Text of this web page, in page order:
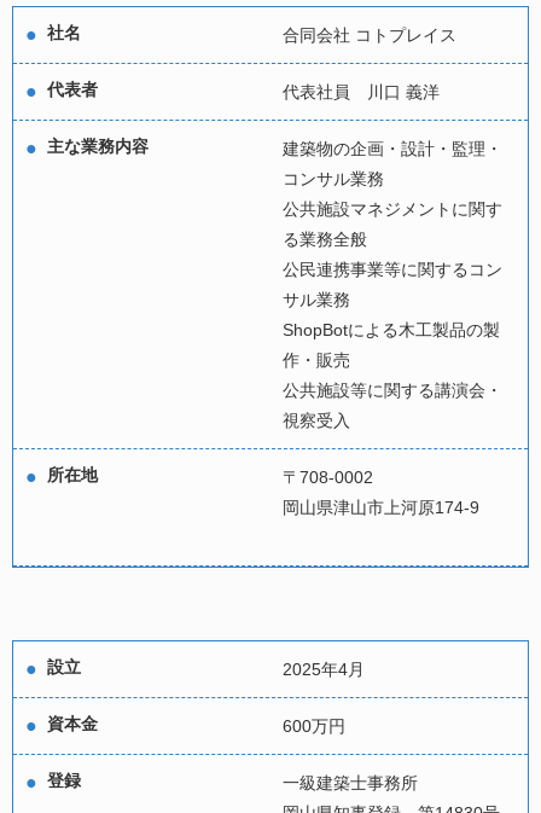
社名 合同会社 コトプレイス
代表者 代表社員 川口 義洋
主な業務内容
建築物の企画・設計・監理・
コンサル業務
公共施設マネジメントに関す
る業務全般
公民連携事業等に関するコン
サル業務
ShopBotによる木工製品の製
作・販売
公共施設等に関する講演会・
視察受入
所在地
〒708-0002
岡山県津山市上河原174-9
設立 2025年4月
資本金 600万円
登録
一級建築士事務所